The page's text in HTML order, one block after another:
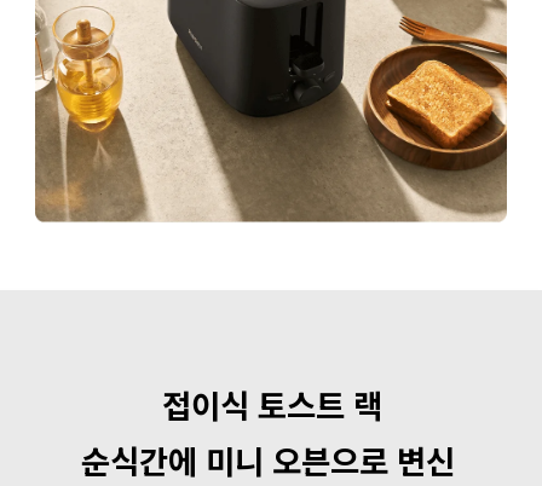
접이식 토스트 랙
순식간에 미니 오븐으로 변신